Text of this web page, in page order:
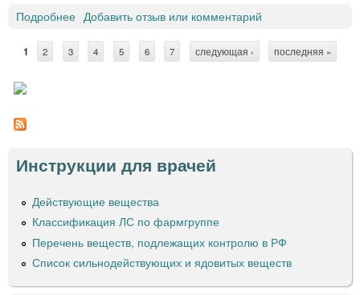
/
а
ф
а
м
а
к
Т
Е
Д
И
А
»
Подробнее
Ц
Л
т
а
л
е
т
Добавить отзыв или комментарий
т
р
а
н
ы
1 2 3 4 5 6 7 следующая › последняя »
Инструкции для врачей
Действующие вещества
Классификация ЛС по фармгруппе
Перечень веществ, подлежащих контролю в РФ
Список сильнодействующих и ядовитых веществ